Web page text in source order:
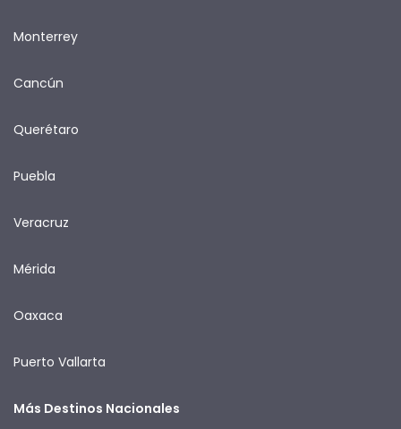
Monterrey
Cancún
Querétaro
Puebla
Veracruz
Mérida
Oaxaca
Puerto Vallarta
Más Destinos Nacionales